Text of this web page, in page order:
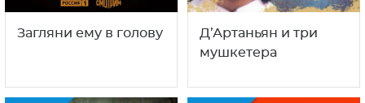
Загляни ему в голову
Д’Артаньян и три
мушкетера